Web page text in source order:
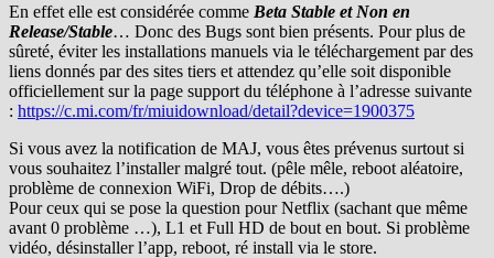
En effet elle est considérée comme Beta Stable et Non en
Release/Stable… Donc des Bugs sont bien présents. Pour plus de
sûreté, éviter les installations manuels via le téléchargement par des
liens donnés par des sites tiers et attendez qu’elle soit disponible
officiellement sur la page support du téléphone à l’adresse suivante
: https://c.mi.com/fr/miuidownload/detail?device=1900375
Si vous avez la notification de MAJ, vous êtes prévenus surtout si
vous souhaitez l’installer malgré tout. (pêle mêle, reboot aléatoire,
problème de connexion WiFi, Drop de débits….)
Pour ceux qui se pose la question pour Netflix (sachant que même
avant 0 problème …), L1 et Full HD de bout en bout. Si problème
vidéo, désinstaller l’app, reboot, ré install via le store.